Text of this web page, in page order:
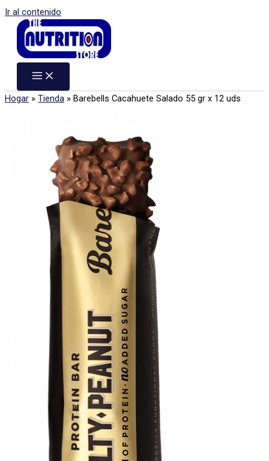
Ir al contenido
Hogar » Tienda » Barebells Cacahuete Salado 55 gr x 12 uds